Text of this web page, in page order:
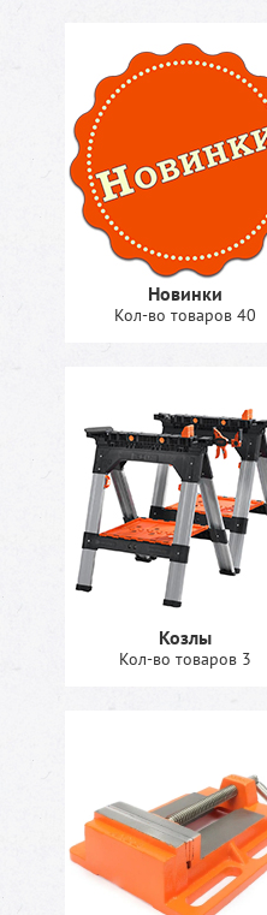
Новинки
Кол-во товаров 40
Козлы
Кол-во товаров 3